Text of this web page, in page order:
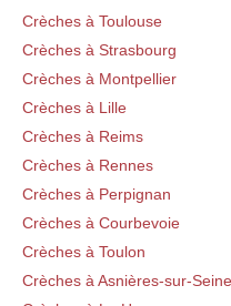
Crèches à Toulouse
Crèches à Strasbourg
Crèches à Montpellier
Crèches à Lille
Crèches à Reims
Crèches à Rennes
Crèches à Perpignan
Crèches à Courbevoie
Crèches à Toulon
Crèches à Asnières-sur-Seine